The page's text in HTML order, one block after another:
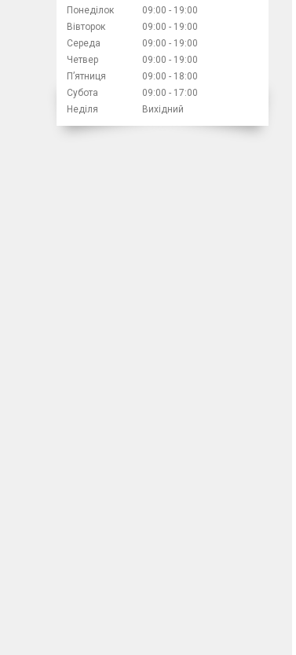
Понеділок 09:00
19:00
Вівторок
09:00
19:00
Середа
09:00
19:00
Четвер
09:00
19:00
Пʼятниця
09:00
18:00
Субота
09:00
17:00
Неділя
Вихідний